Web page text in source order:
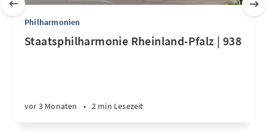
Philharmonien
Staatsphilharmonie Rheinland-Pfalz | 938
vor 3 Monaten • 2 min Lesezeit